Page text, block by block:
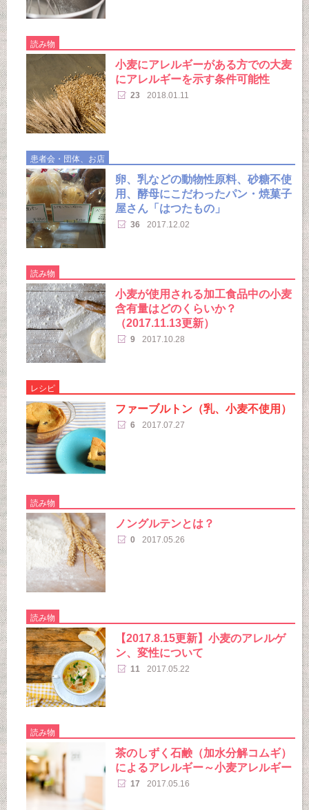
読み物
小麦にアレルギーがある方での大麦
にアレルギーを示す条件可能性
23 2018.01.11
患者会・団体、お店
卵、乳などの動物性原料、砂糖不使
用、酵母にこだわったパン・焼菓子
屋さん「はつたもの」
36 2017.12.02
読み物
小麦が使用される加工食品中の小麦
含有量はどのくらいか？
（2017.11.13更新）
9 2017.10.28
レシピ
ファーブルトン（乳、小麦不使用）
6 2017.07.27
読み物
ノングルテンとは？
0 2017.05.26
読み物
【2017.8.15更新】小麦のアレルゲ
ン、変性について
11 2017.05.22
読み物
茶のしずく石鹸（加水分解コムギ）
によるアレルギー～小麦アレルギー
17 2017.05.16